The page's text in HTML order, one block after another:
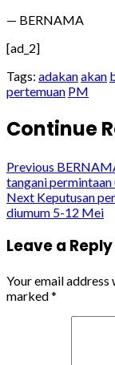
— BERNAMA
[ad_2]
Tags: adakanakan
pertemuan PM
Continue
Previous
tangani
Next Keputusan
diumum 5-12 Mei
Leave a Reply
Your email
marked*